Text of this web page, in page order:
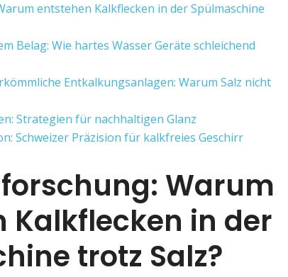
entstehen Kalkflecken in der Spülmaschine
Belag: Wie hartes Wasser Geräte schleichend
Entkalkungsanlagen: Warum Salz nicht
Strategien für nachhaltigen Glanz
Schweizer Präzision für kalkfreies Geschirr
Warum
Kalkflecken in der
trotz Salz?